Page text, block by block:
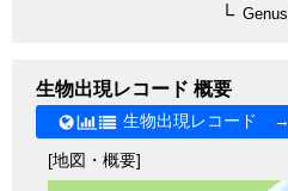
Genus
生物出現レコード 概要
生物出現レコード →
[地図・概要]